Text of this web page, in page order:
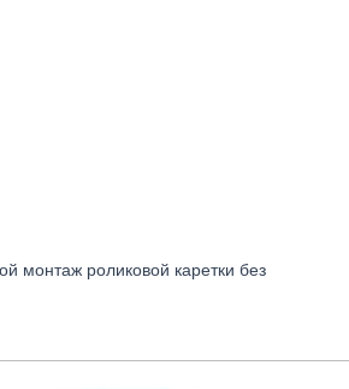
монтаж роликовой каретки без